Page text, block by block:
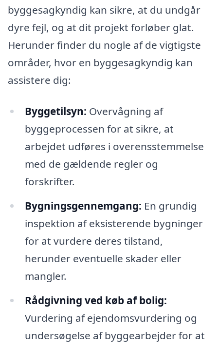
byggesagkyndig kan sikre, at du undgår
dyre fejl, og at dit projekt forløber glat.
Herunder finder du nogle af de vigtigste
områder, hvor en byggesagkyndig kan
assistere dig:
Byggetilsyn: Overvågning af
byggeprocessen for at sikre, at
arbejdet udføres i overensstemmelse
med de gældende regler og
forskrifter.
Bygningsgennemgang: En grundig
inspektion af eksisterende bygninger
for at vurdere deres tilstand,
herunder eventuelle skader eller
mangler.
Rådgivning ved køb af bolig:
Vurdering af ejendomsvurdering og
undersøgelse af byggearbejder for at